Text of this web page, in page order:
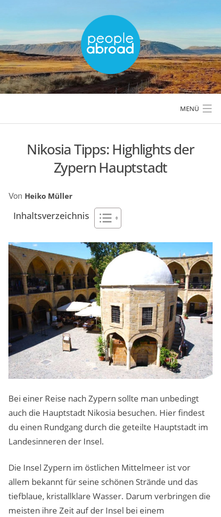
content
MENÜ
LÄNDER & REGIONEN
AKTIVREISEN & OUTDOOR
MENSCHEN & STORIES
ÜBER PEOPLE ABROAD
Nikosia Tipps: Highlights der
Zypern Hauptstadt
Von Heiko Müller
Inhaltsverzeichnis
Bei einer Reise nach Zypern sollte man unbedingt
auch die Hauptstadt Nikosia besuchen. Hier findest
du einen Rundgang durch die geteilte Hauptstadt im
Landesinneren der Insel.
Die Insel Zypern im östlichen Mittelmeer ist vor
allem bekannt für seine schönen Strände und das
tiefblaue, kristallklare Wasser. Darum verbringen die
meisten ihre Zeit auf der Insel bei einem